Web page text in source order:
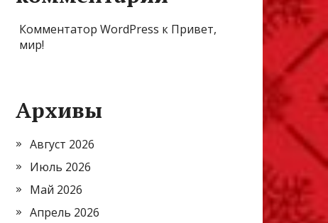
Комментатор WordPress к Привет,
мир!
Архивы
Август 2026
Июль 2026
Май 2026
Апрель 2026